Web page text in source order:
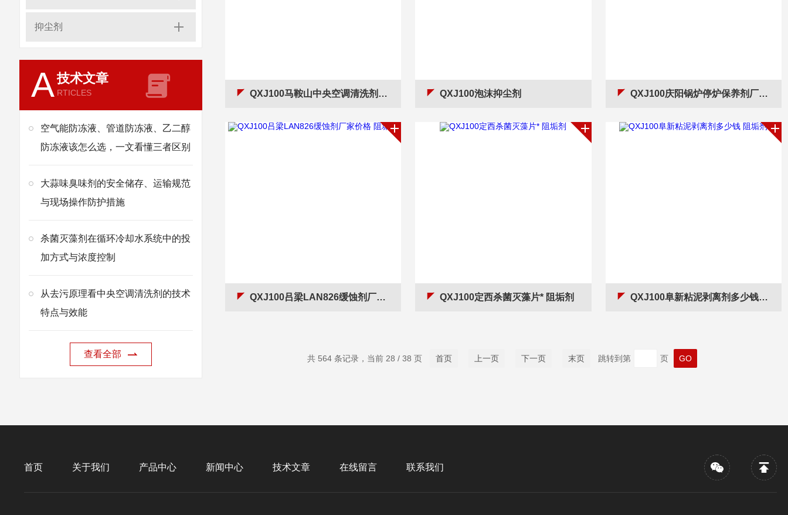
抑尘剂
A技术文章
RTICLES
空气能防冻液、管道防冻液、乙二醇
防冻液该怎么选，一文看懂三者区别
大蒜味臭味剂的安全储存、运输规范
与现场操作防护措施
杀菌灭藻剂在循环冷却水系统中的投
加方式与浓度控制
从去污原理看中央空调清洗剂的技术
特点与效能
查看全部
QXJ100马鞍山中央空调清洗剂* 阻垢剂 QXJ100泡沫抑尘剂 QXJ100庆阳锅炉停炉保养剂厂家电话 阻垢剂
QXJ100吕梁LAN826缓蚀剂厂家价格 阻垢剂 QXJ100定西杀菌灭藻片* 阻垢剂 QXJ100阜新粘泥剥离剂多少钱 阻垢剂
共 564 条记录，当前 28 / 38 页 首页 上一页 下一页 末页 跳转到第 页
首页 关于我们 产品中心 新闻中心 技术文章 在线留言 联系我们